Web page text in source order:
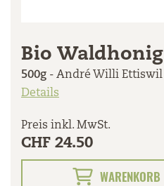
Bio Waldhonig
500g - André Willi Ettiswil
Details
Preis inkl. MwSt.
CHF 24.50
WARENKORB